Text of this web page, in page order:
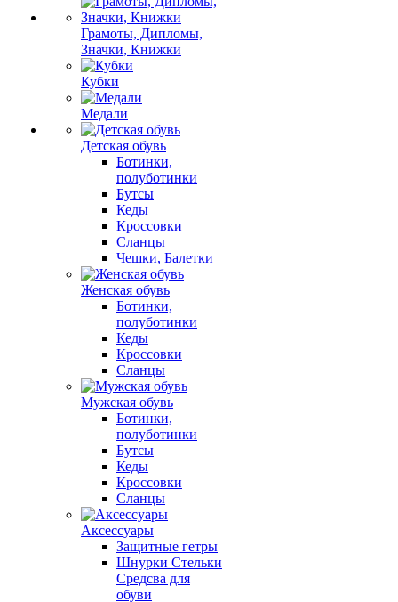
Грамоты, Дипломы,
Значки, Книжки
Кубки
Медали
Детская обувь
Ботинки,
полуботинки
Бутсы
Кеды
Кроссовки
Сланцы
Чешки, Балетки
Женская обувь
Ботинки,
полуботинки
Кеды
Кроссовки
Сланцы
Мужская обувь
Ботинки,
полуботинки
Бутсы
Кеды
Кроссовки
Сланцы
Аксессуары
Защитные гетры
Шнурки Стельки
Средсва для
обуви